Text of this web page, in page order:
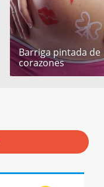
Barriga pintada de
corazones